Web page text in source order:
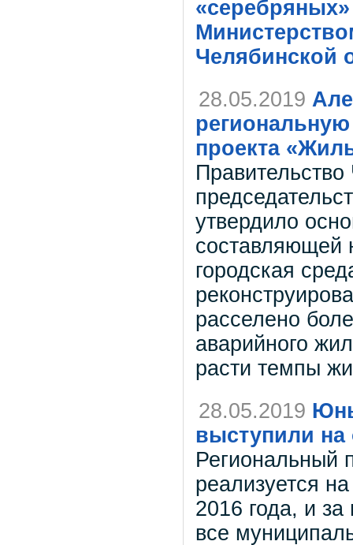
Челябинской
28.05.2019
проекта
утвердило
составляющей
городская
расселено
аварийного
расти темпы
28.05.2019
выступили на
Региональный
реализуется
2016 года, и
все